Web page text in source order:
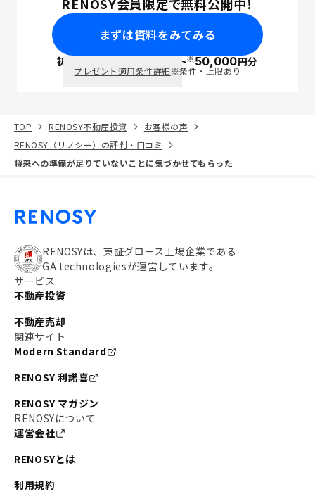
まずは資料をみてみる
初回面談で ポイント※50,000円分
プレゼント適用条件詳細※条件・上限あり
TOP RENOSY不動産投資
お客様の声
RENOSY（リノシー）の評判・口コミ
将来への準備が足りていないことに気づかせてもらった
RENOSYは、東証グロース上場企業である
GA technologiesが運営しています。
サービス
不動産投資
不動産売却
関連サイト
Modern Standard
RENOSY 利諾喜
RENOSY マガジン
RENOSYについて
運営会社
RENOSYとは
利用規約